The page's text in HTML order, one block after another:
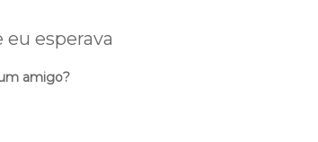
esperava
amigo?